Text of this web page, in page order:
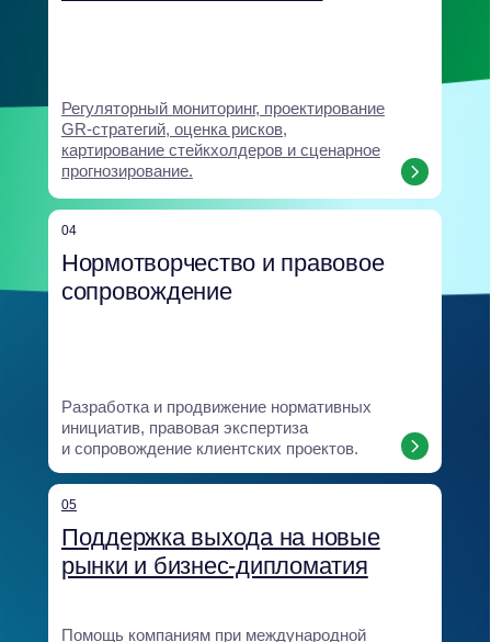
Все направления опираются на единую
аналитическую базу и интегрируются
в бизнес-процессы клиента, что
позволяет выстраивать комплексные
и устойчивые решения.
Создание и внедрение обучающих
программ для развития GR-компетенций
и устойчивости команд.
институциональной устойчивости.
Аналитический центр
08